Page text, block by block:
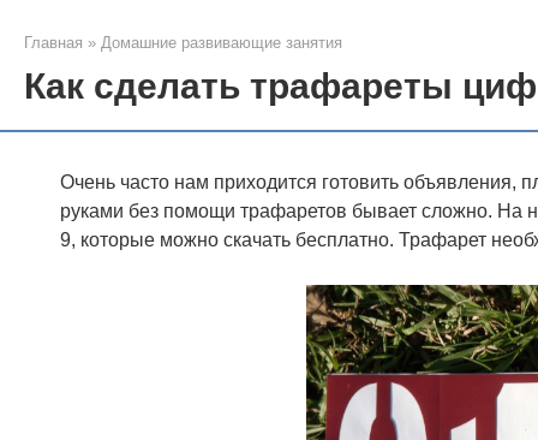
Главная » Домашние развивающие занятия
Как сделать трафареты
Очень часто нам приходится готовить объявления,
руками без помощи трафаретов бывает сложно.
9, которые можно скачать бесплатно. Трафарет